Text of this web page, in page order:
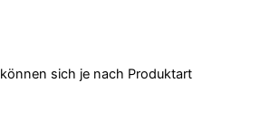
sich je nach Produktart